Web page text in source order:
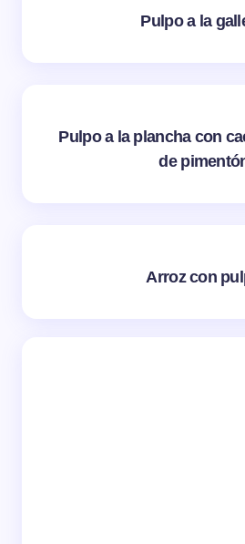
Pulpo a la
Pulpo a la plancha con
de
Arroz con